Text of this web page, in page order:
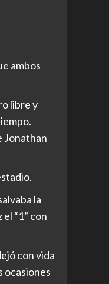
ambos
libre y
Jonathan
la
“1” con
con vida
ocasiones